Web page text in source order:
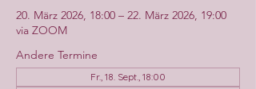
20. März 2026, 18:00 – 22. März 2026, 19:00
via ZOOM
Andere Termine
Fr., 18. Sept., 18:00